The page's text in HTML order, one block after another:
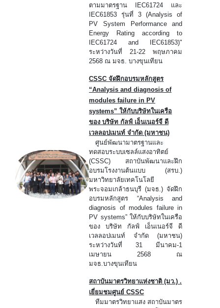
ตามมาตรฐาน IEC61724 และ
IEC61853 รุ่นที่ 3 (Analysis of
PV System Performance and
Energy Rating according to
IEC61724 and IEC61853)"
ระหว่างวันที่ 21-22 พฤษภาคม
2568 ณ มจธ. บางขุนเทียน
CSSC จัดฝึกอบรมหลักสูตร
“Analysis and diagnosis of
modules failure in PV
systems” ให้กับบริษัทในเครือ
ของ บริษัท กัลฟ์ เอ็นเนอร์จี ดี
เวลลอปเมนท์ จำกัด (มหาชน)
ศูนย์พัฒนามาตรฐานและ
ทดสอบระบบเซลล์แสงอาทิตย์
(CSSC) สถาบันพัฒนาและฝึก
อบรมโรงงานต้นแบบ (สรบ.)
มหาวิทยาลัยเทคโนโลยี
พระจอมเกล้าธนบุรี (มจธ.) จัดฝึก
อบรมหลักสูตร “Analysis and
diagnosis of modules failure in
PV systems” ให้กับบริษัทในเครือ
ของ บริษัท กัลฟ์ เอ็นเนอร์จี ดี
เวลลอปเมนท์ จำกัด (มหาชน)
ระหว่างวันที่ 31 มีนาคม-1
เมษายน 2568 ณ
มจธ.บางขุนเทียน
สถาบันมาตรวิทยาแห่งชาติ (มว.) .
เยี่ยมชมศูนย์ CSSC
ทีมมาตรวิทยาแสง สถาบันมาตร